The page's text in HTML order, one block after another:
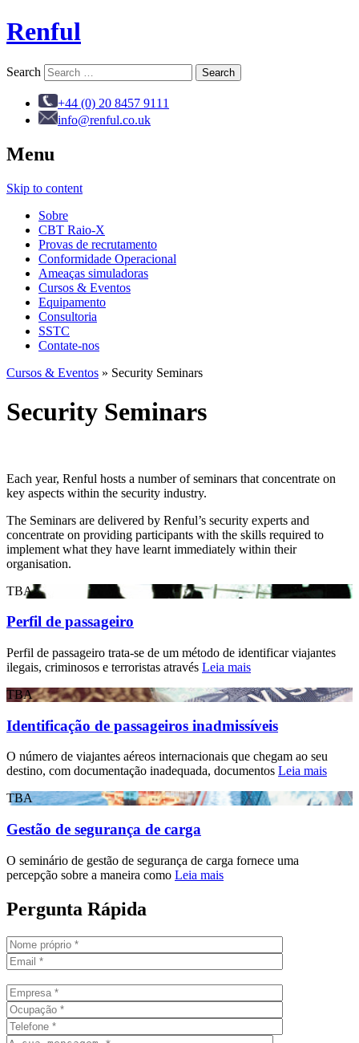
Renful
Search
+44 (0) 20 8457 9111
info@renful.co.uk
Menu
Skip to content
Sobre
CBT Raio-X
Provas de recrutamento
Conformidade Operacional
Ameaças simuladoras
Cursos & Eventos
Equipamento
Consultoria
SSTC
Contate-nos
Cursos & Eventos » Security Seminars
Security Seminars
Each year, Renful hosts a number of seminars that concentrate on
key aspects within the security industry.
The Seminars are delivered by Renful’s security experts and
concentrate on providing participants with the skills required to
implement what they have learnt immediately within their
organisation.
TBA
Perfil de passageiro
Perfil de passageiro trata-se de um método de identificar viajantes
ilegais, criminosos e terroristas através Leia mais
TBA
Identificação de passageiros inadmissíveis
O número de viajantes aéreos internacionais que chegam ao seu
destino, com documentação inadequada, documentos Leia mais
TBA
Gestão de segurança de carga
O seminário de gestão de segurança de carga fornece uma
percepção sobre a maneira como Leia mais
Pergunta Rápida